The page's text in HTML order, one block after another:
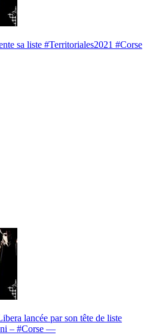
sa liste #Territoriales2021 #Corse
lancée par son tête de liste
– #Corse —